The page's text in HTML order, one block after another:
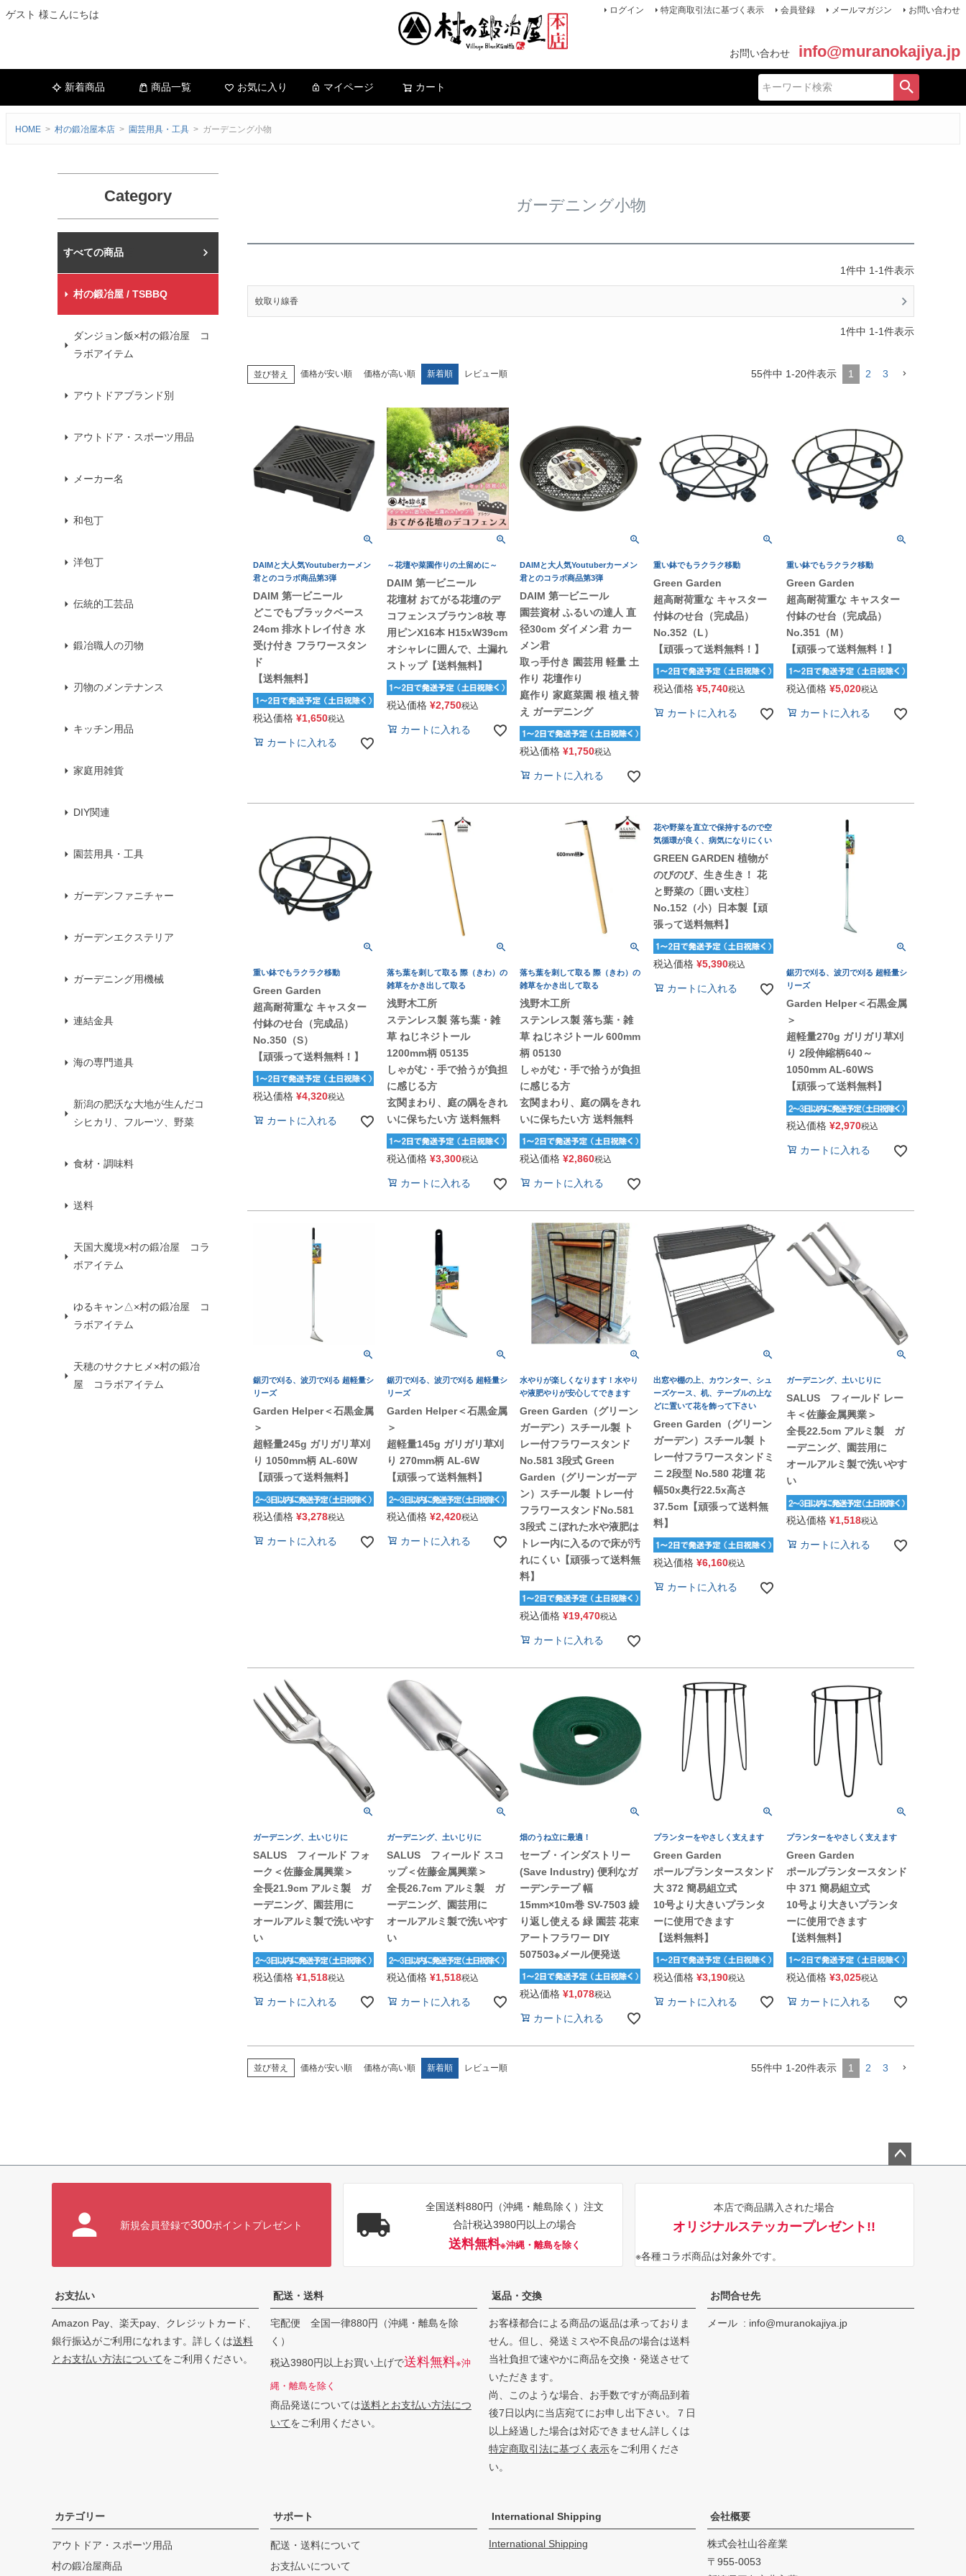
ゲスト 様こんにちは ログイン 特定商取引法に基づく表示 会員登録 メールマガジン お問い合わせ
お問い合わせ info@muranokajiya.jp
新着商品 商品一覧 お気に入り マイページ カート
HOME 村の鍛冶屋本店 園芸用具・工具 ガーデニング小物
Category
村の鍛冶屋本店
村の鍛冶屋 / TSBBQ
ダンジョン飯×村の鍛冶屋 コ
ラボアイテム
アウトドアブランド別
アウトドア・スポーツ用品
メーカー名
和包丁
洋包丁
伝統的工芸品
鍛冶職人の刃物
刃物のメンテナンス
キッチン用品
家庭用雑貨
DIY関連
園芸用具・工具
ガーデンファニチャー
ガーデンエクステリア
ガーデニング用機械
連結金具
海の専門道具
新潟の肥沃な大地が生んだコ
シヒカリ、フルーツ、野菜
食材・調味料
送料
天国大魔境×村の鍛冶屋 コラ
ボアイテム
ゆるキャン△×村の鍛冶屋 コ
ラボアイテム
天穂のサクナヒメ×村の鍛冶
屋 コラボアイテム
ガーデニング小物
1件中 1-1件表示
蚊取り線香
1件中 1-1件表示
並び替え 価格が安い順 価格が高い順 新着順 レビュー順 55件中 1-20件表示 1 2 3
DAIMと大人気Youtuberカーメン
君とのコラボ商品第3弾
DAIM 第一ビニール
どこでもブラックベース
24cm 排水トレイ付き 水
受け付き フラワースタン
ド
【送料無料】
税込価格 ¥1,650税込
カートに入れる
～花壇や菜園作りの土留めに～
DAIM 第一ビニール
花壇材 おてがる花壇のデ
コフェンスブラウン8枚 専
用ピンX16本 H15xW39cm
オシャレに囲んで、土漏れ
ストップ【送料無料】
税込価格 ¥2,750税込
カートに入れる
DAIMと大人気Youtuberカーメン
君とのコラボ商品第3弾
DAIM 第一ビニール
園芸資材 ふるいの達人 直
径30cm ダイメン君 カー
メン君
取っ手付き 園芸用 軽量 土
作り 花壇作り
庭作り 家庭菜園 根 植え替
え ガーデニング
税込価格 ¥1,750税込
カートに入れる
重い鉢でもラクラク移動
Green Garden
超高耐荷重な キャスター
付鉢のせ台（完成品）
No.352（L）
【頑張って送料無料！】
税込価格 ¥5,740税込
カートに入れる
重い鉢でもラクラク移動
Green Garden
超高耐荷重な キャスター
付鉢のせ台（完成品）
No.351（M）
【頑張って送料無料！】
税込価格 ¥5,020税込
カートに入れる
重い鉢でもラクラク移動
Green Garden
超高耐荷重な キャスター
付鉢のせ台（完成品）
No.350（S）
【頑張って送料無料！】
税込価格 ¥4,320税込
カートに入れる
落ち葉を刺して取る 際（きわ）の
雑草をかき出して取る
浅野木工所
ステンレス製 落ち葉・雑
草 ねじネジトール
1200mm柄 05135
しゃがむ・手で拾うが負担
に感じる方
玄関まわり、庭の隅をきれ
いに保ちたい方 送料無料
税込価格 ¥3,300税込
カートに入れる
落ち葉を刺して取る 際（きわ）の
雑草をかき出して取る
浅野木工所
ステンレス製 落ち葉・雑
草 ねじネジトール 600mm
柄 05130
しゃがむ・手で拾うが負担
に感じる方
玄関まわり、庭の隅をきれ
いに保ちたい方 送料無料
税込価格 ¥2,860税込
カートに入れる
花や野菜を直立で保持するので空
気循環が良く、病気になりにくい
GREEN GARDEN 植物が
のびのび、生き生き！ 花
と野菜の〔囲い支柱〕
No.152（小）日本製【頑
張って送料無料】
税込価格 ¥5,390税込
カートに入れる
鋸刃で刈る、波刃で刈る 超軽量シ
リーズ
Garden Helper＜石黒金属
＞
超軽量270g ガリガリ草刈
り 2段伸縮柄640～
1050mm AL-60WS
【頑張って送料無料】
税込価格 ¥2,970税込
カートに入れる
鋸刃で刈る、波刃で刈る 超軽量シ
リーズ
Garden Helper＜石黒金属
＞
超軽量245g ガリガリ草刈
り 1050mm柄 AL-60W
【頑張って送料無料】
税込価格 ¥3,278税込
カートに入れる
鋸刃で刈る、波刃で刈る 超軽量シ
リーズ
Garden Helper＜石黒金属
＞
超軽量145g ガリガリ草刈
り 270mm柄 AL-6W
【頑張って送料無料】
税込価格 ¥2,420税込
カートに入れる
水やりが楽しくなります！水やり
や液肥やりが安心してできます
Green Garden（グリーン
ガーデン）スチール製 ト
レー付フラワースタンド
No.581 3段式 Green
Garden（グリーンガーデ
ン）スチール製 トレー付
フラワースタンドNo.581
3段式 こぼれた水や液肥は
トレー内に入るので床が汚
れにくい【頑張って送料無
料】
税込価格 ¥19,470税込
カートに入れる
出窓や棚の上、カウンター、シュ
ーズケース、机、テーブルの上な
どに置いて花を飾って下さい
Green Garden（グリーン
ガーデン）スチール製 ト
レー付フラワースタンドミ
ニ 2段型 No.580 花壇 花
幅50x奥行22.5x高さ
37.5cm【頑張って送料無
料】
税込価格 ¥6,160税込
カートに入れる
ガーデニング、土いじりに
SALUS フィールド レー
キ＜佐藤金属興業＞
全長22.5cm アルミ製 ガ
ーデニング、園芸用に
オールアルミ製で洗いやす
い
税込価格 ¥1,518税込
カートに入れる
ガーデニング、土いじりに
SALUS フィールド フォ
ーク＜佐藤金属興業＞
全長21.9cm アルミ製 ガ
ーデニング、園芸用に
オールアルミ製で洗いやす
い
税込価格 ¥1,518税込
カートに入れる
ガーデニング、土いじりに
SALUS フィールド スコ
ップ＜佐藤金属興業＞
全長26.7cm アルミ製 ガ
ーデニング、園芸用に
オールアルミ製で洗いやす
い
税込価格 ¥1,518税込
カートに入れる
畑のうね立に最適！
セーブ・インダストリー
(Save Industry) 便利なガ
ーデンテープ 幅
15mm×10m巻 SV-7503 繰
り返し使える 緑 園芸 花束
アートフラワー DIY
507503※メール便発送
税込価格 ¥1,078税込
カートに入れる
プランターをやさしく支えます
Green Garden
ポールプランタースタンド
大 372 簡易組立式
10号より大きいプランタ
ーに使用できます
【送料無料】
税込価格 ¥3,190税込
カートに入れる
プランターをやさしく支えます
Green Garden
ポールプランタースタンド
中 371 簡易組立式
10号より大きいプランタ
ーに使用できます
【送料無料】
税込価格 ¥3,025税込
カートに入れる
並び替え 価格が安い順 価格が高い順 新着順 レビュー順 55件中 1-20件表示 1 2 3
新規会員登録で300ポイントプレゼント
全国送料880円（沖縄・離島除く）注文
合計税込3980円以上の場合
送料無料※沖縄・離島を除く
本店で商品購入された場合
オリジナルステッカープレゼント!!
※各種コラボ商品は対象外です。
お支払い
Amazon Pay、楽天pay、クレジットカード、
銀行振込がご利用になれます。詳しくは送料
とお支払い方法についてをご利用ください。
配送・送料
宅配便 全国一律880円（沖縄・離島を除
く）
税込3980円以上お買い上げで送料無料※沖
縄・離島を除く
商品発送については送料とお支払い方法につ
いてをご利用ください。
返品・交換
お客様都合による商品の返品は承っておりま
せん。但し、発送ミスや不良品の場合は送料
当社負担で速やかに商品を交換・発送させて
いただきます。
尚、このような場合、お手数ですが商品到着
後7日以内に当店宛てにお申し出下さい。７日
以上経過した場合は対応できません詳しくは
特定商取引法に基づく表示をご利用くださ
い。
お問合せ先
メール info@muranokajiya.jp
カテゴリー
アウトドア・スポーツ用品
村の鍛冶屋商品
サポート
配送・送料について
お支払いについて
International Shipping
International Shipping
会社概要
株式会社山谷産業
955-0053